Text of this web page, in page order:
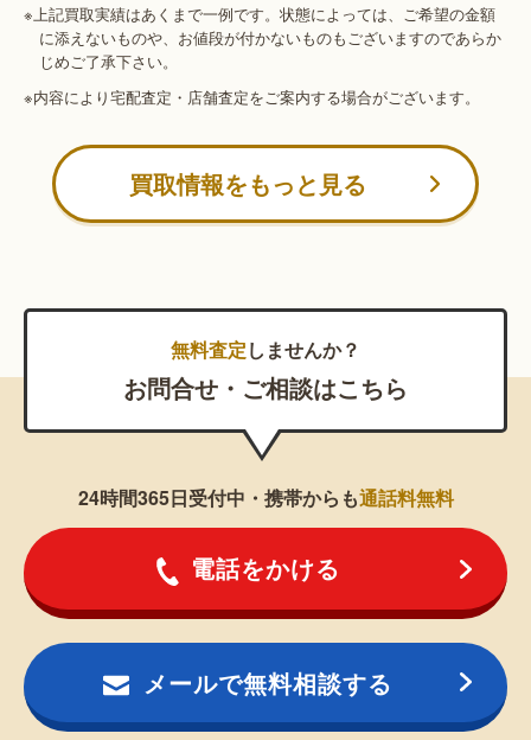
※上記買取実績はあくまで一例です。状態によっては、ご希望の金額
に添えないものや、お値段が付かないものもございますのであらか
じめご了承下さい。
※内容により宅配査定・店舗査定をご案内する場合がございます。
買取情報をもっと見る
無料査定しませんか？
お問合せ・ご相談はこちら
24時間365日受付中・携帯からも通話料無料
電話をかける
メールで無料相談する